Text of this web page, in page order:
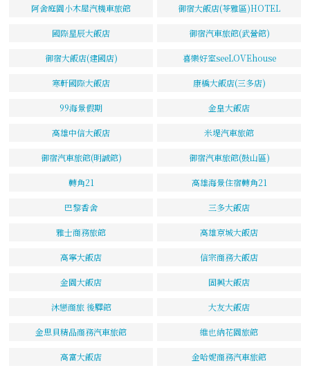
阿舍庭園小木屋汽機車旅館 御宿大飯店(苓雅區)HOTEL
國際星辰大飯店 御宿汽車旅館(武營館)
御宿大飯店(建國店) 喜樂好室seeLOVEhouse
寒軒國際大飯店 康橋大飯店(三多店)
99海景假期 金皇大飯店
高雄中信大飯店 米堤汽車旅館
御宿汽車旅館(明誠館) 御宿汽車旅館(鼓山區)
轉角21 高雄海景住宿轉角21
巴黎香舍 三多大飯店
雅士商務旅館 高雄京城大飯店
高寧大飯店 信宗商務大飯店
金園大飯店 固興大飯店
沐戀商旅 後驛館 大友大飯店
金思貝精品商務汽車旅館 維也納花園旅館
高富大飯店 金哈妮商務汽車旅館